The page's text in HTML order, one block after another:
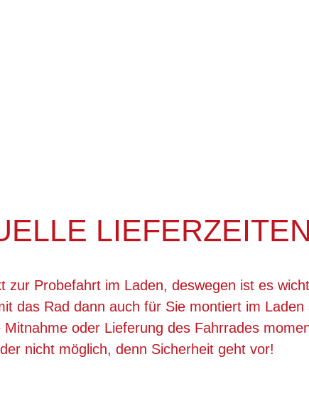
LIEFERZEITEN
zur Probefahrt im Laden, deswegen ist es
das Rad dann auch für Sie montiert im Laden
oder Lieferung des Fahrrades
nicht möglich, denn Sicherheit geht vor!